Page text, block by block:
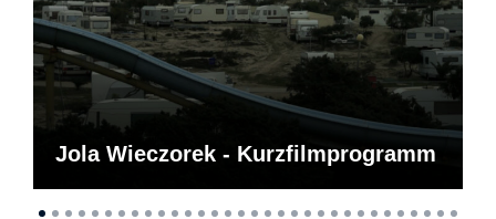
Jola Wieczorek - Kurzfilmprogramm